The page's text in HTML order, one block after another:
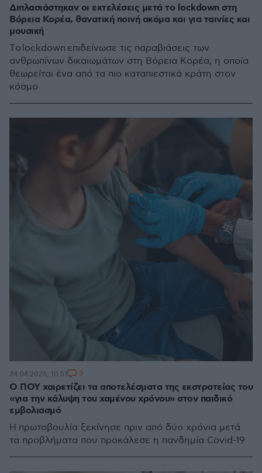
Διπλασιάστηκαν οι εκτελέσεις μετά το lockdown στη
Βόρεια Κορέα, θανατική ποινή ακόμα και για ταινίες και
μουσική
Tο lockdown επιδείνωσε τις παραβιάσεις των
ανθρωπίνων δικαιωμάτων στη Βόρεια Κορέα, η οποία
θεωρείται ένα από τα πιο καταπιεστικά κράτη στον
κόσμο
Ο ΠΟΥ χαιρετίζει τα αποτελέσματα της εκστρατείας του
«για την κάλυψη του χαμένου χρόνου» στον παιδικό
εμβολιασμό
Η πρωτοβουλία ξεκίνησε πριν από δύο χρόνια μετά
τα προβλήματα που προκάλεσε η πανδημία Covid-19
24.04.2026, 10:51 3